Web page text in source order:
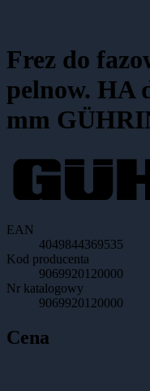
Frez do
pelnow. HA
mm
EAN
4049844369535
Kod producenta
9069920120000
Nr katalogowy
9069920120000
Cena